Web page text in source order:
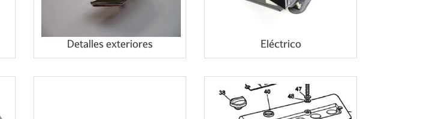
Detalles exteriores Eléctrico